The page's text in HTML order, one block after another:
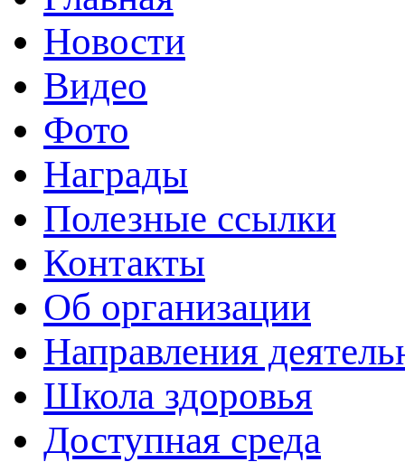
Новости
Видео
Фото
Награды
Полезные ссылки
Контакты
Об организации
Направления
Школа здоровья
Доступная среда